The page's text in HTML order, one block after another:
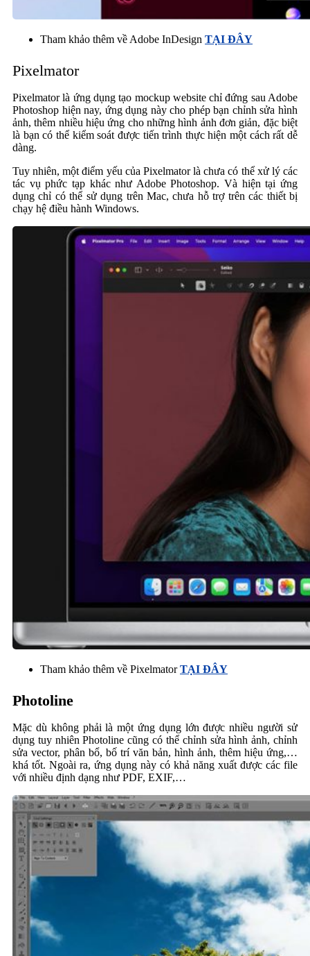
Tham khảo thêm về Adobe InDesign TẠI ĐÂY
Pixelmator
Pixelmator là ứng dụng tạo mockup website chỉ đứng sau Adobe
Photoshop hiện nay, ứng dụng này cho phép bạn chỉnh sửa hình
ảnh, thêm nhiều hiệu ứng cho những hình ảnh đơn giản, đặc biệt
là bạn có thể kiểm soát được tiến trình thực hiện một cách rất dễ
dàng.
Tuy nhiên, một điểm yếu của Pixelmator là chưa có thể xử lý các
tác vụ phức tạp khác như Adobe Photoshop. Và hiện tại ứng
dụng chỉ có thể sử dụng trên Mac, chưa hỗ trợ trên các thiết bị
chạy hệ điều hành Windows.
Tham khảo thêm về PixelmatorTẠI ĐÂY
Photoline
Mặc dù không phải là một ứng dụng lớn được nhiều người sử
dụng tuy nhiên Photoline cũng có thể chỉnh sửa hình ảnh, chỉnh
sửa vector, phân bổ, bố trí văn bản, hình ảnh, thêm hiệu ứng,…
khá tốt. Ngoài ra, ứng dụng này có khả năng xuất được các file
với nhiều định dạng như PDF, EXIF,…